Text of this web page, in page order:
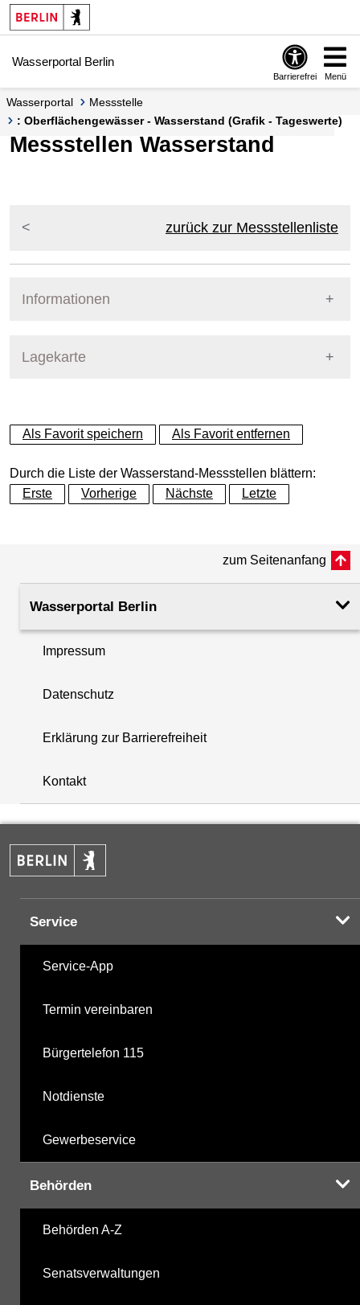
Springe zur Navigation
Springe zum Inhalt
Wasserportal Berlin
Barrierefrei Menü
Wasserportal
Messstelle
: Oberflächengewässer - Wasserstand (Grafik - Tageswerte)
Messstellen Wasserstand
zurück zur Messstellenliste
Informationen
Lagekarte
+
−
+
−
Als Favorit speichern Als Favorit entfernen
Durch die Liste der Wasserstand-Messstellen blättern:
Erste
Vorherige Nächste Letzte
zum Seitenanfang
Wasserportal Berlin
Impressum
Datenschutz
Erklärung zur Barrierefreiheit
Kontakt
Service
Service-App
Termin vereinbaren
Bürgertelefon 115
Notdienste
Gewerbeservice
Behörden
Behörden A-Z
Senatsverwaltungen